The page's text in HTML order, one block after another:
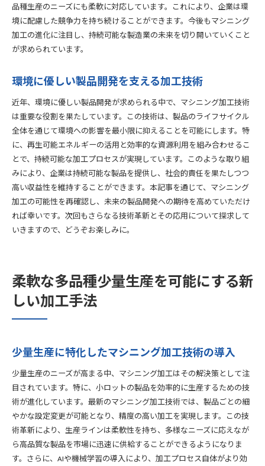
品種生産のニーズにも柔軟に対応しています。これにより、企業は環
境に配慮した競争力を持ち続けることができます。今後もマシニング
加工の進化に注目し、持続可能な製造業の未来を切り開いていくこと
が求められています。
環境に優しい製品開発を支える加工技術
近年、環境に優しい製品開発が求められる中で、マシニング加工技術
は重要な役割を果たしています。この技術は、製品のライフサイクル
全体を通じて環境への影響を最小限に抑えることを可能にします。特
に、再生可能エネルギーの活用と効率的な資源利用を組み合わせるこ
とで、持続可能な加工プロセスが実現しています。このような取り組
みにより、企業は持続可能な製品を提供し、社会的責任を果たしつつ
高い収益性を維持することができます。本記事を通じて、マシニング
加工の可能性を再確認し、未来の製品開発への期待を高めていただけ
れば幸いです。次回もさらなる技術革新とその応用について探求して
いきますので、どうぞお楽しみに。
柔軟な多品種少量生産を可能にする新
しい加工手法
少量生産に特化したマシニング加工技術の導入
少量生産のニーズが高まる中、マシニング加工はその解決策として注
目されています。特に、小ロットの製品を効率的に生産するための技
術が進化しています。最新のマシニング加工技術では、製品ごとの細
やかな設定変更が可能となり、精度の高い加工を実現します。この技
術革新により、生産ラインは柔軟性を持ち、多様なニーズに応えなが
ら高品質な製品を市場に迅速に供給することができるようになりま
す。さらに、AIや機械学習の導入により、加工プロセス自体がより効